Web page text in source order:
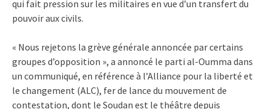
qui fait pression sur les militaires en vue d’un transfert du
pouvoir aux civils.
« Nous rejetons la grève générale annoncée par certains
groupes d’opposition », a annoncé le parti al-Oumma dans
un communiqué, en référence à l’Alliance pour la liberté et
le changement (ALC), fer de lance du mouvement de
contestation, dont le Soudan est le théâtre depuis